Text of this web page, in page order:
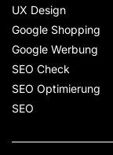
UX Design
Google Shopping
Google Werbung
SEO Check
SEO Optimierung
SEO